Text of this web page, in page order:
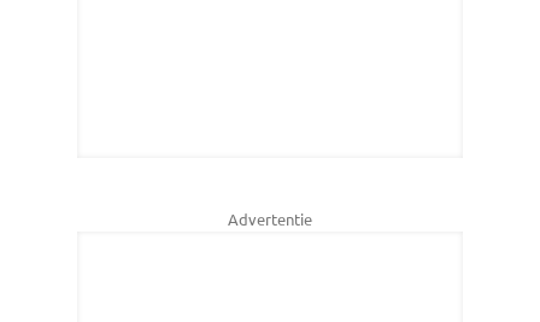
Advertentie